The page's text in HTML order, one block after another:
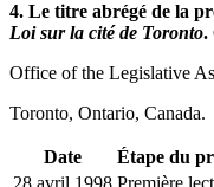
4. Le titre abrégé de la
Loi sur la cité de Toronto.
Office of the Legislative
Toronto, Ontario, Canada.
Date Étape du